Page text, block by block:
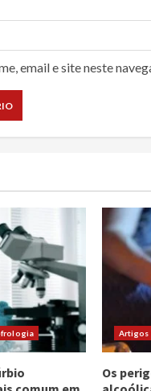
email e site neste
Artigos
Os